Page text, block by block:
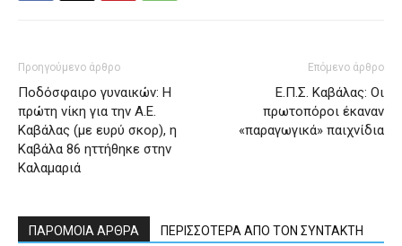
Προηγούμενο άρθρο
Ποδόσφαιρο γυναικών: Η
πρώτη νίκη για την Α.Ε.
Καβάλας (με ευρύ σκορ), η
Καβάλα 86 ηττήθηκε στην
Καλαμαριά
Επόμενο άρθρο
Ε.Π.Σ. Καβάλας: Οι
πρωτοπόροι έκαναν
«παραγωγικά» παιχνίδια
ΠΑΡΟΜΟΙΑ ΑΡΘΡΑ ΠΕΡΙΣΣΟΤΕΡΑ ΑΠΟ ΤΟΝ ΣΥΝΤΑΚΤΗ